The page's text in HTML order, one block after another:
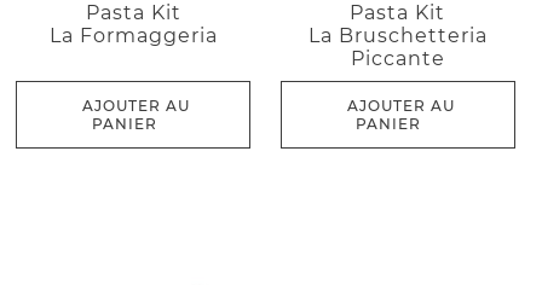
Pasta Kit
La Formaggeria
AJOUTER AU
PANIER
Pasta Kit
La Bruschetteria
Piccante
AJOUTER AU
PANIER